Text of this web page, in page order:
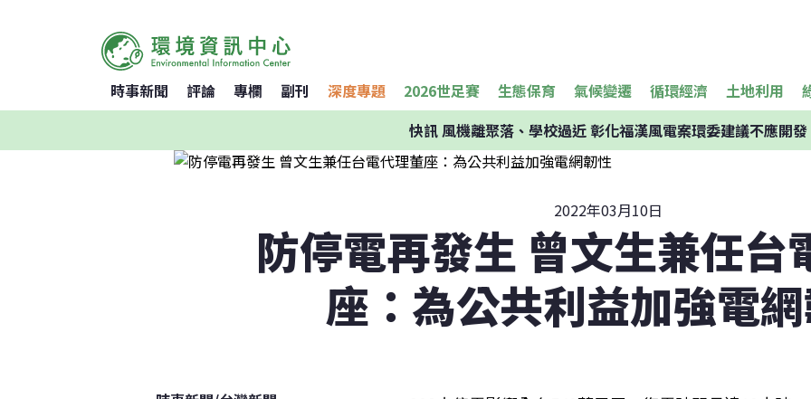
時事新聞 評論 專欄 副刊 深度專題 2026世足賽 生態保育 氣候變遷 循環經濟 土地利用
快訊風機離聚落、學校過近 彰化福漢風電案環委建議不應開發
2022年03月10日
防停電再發生 曾文生兼任台
座：為公共利益加強電